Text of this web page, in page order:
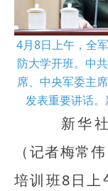
4月8日上午，全
防大学开班。中
席、中央军委主
发表重要讲话
新华
（记者梅常
培训班8日上